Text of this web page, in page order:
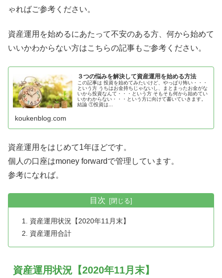
ゃればご参考ください。
資産運用を始めるにあたって不安のある方、何から始めて
いいかわからない方はこちらの記事もご参考ください。
３つの悩みを解決して資産運用を始める方法
この記事は 投資を始めてみたいけど、やっぱり怖い・・・
という方 うちはお金持ちじゃないし、まとまったお金がな
いから投資なんて・・・という方 そもそも何から始めてい
いかわからない・・・という方に向けて書いていきます。
結論 ①投資は...
koukenblog.com
資産運用をはじめて1年ほどです。
個人の口座はmoney forwardで管理しています。
参考になれば。
目次
資産運用状況【2020年11月末】
資産運用合計
資産運用状況【2020年11月末】